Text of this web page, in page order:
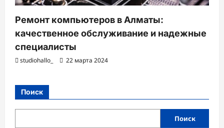
Ремонт компьютеров в Алматы:
качественное обслуживание и надежные
специалисты
studiohallo_ 22 марта 2024
Поиск
Поиск